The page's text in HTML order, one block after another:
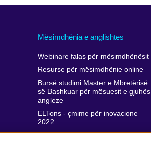
Mësimdhënia e anglishtes
Webinare falas për mësimdhënësit
Resurse për mësimdhënie online
Bursë studimi Master e Mbretërisë
së Bashkuar për mësuesit e gjuhës
angleze
ELTons - çmime për inovacione
2022
Përkrahja e zhvillimit profesional të